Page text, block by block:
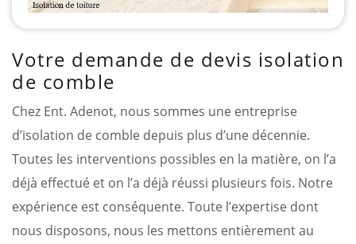
Votre demande de devis isolation
de comble
Chez Ent. Adenot, nous sommes une entreprise
d’isolation de comble depuis plus d’une décennie.
Toutes les interventions possibles en la matière, on l’a
déjà effectué et on l’a déjà réussi plusieurs fois. Notre
expérience est conséquente. Toute l’expertise dont
nous disposons, nous les mettons entièrement au